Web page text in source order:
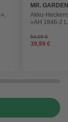
MR.
Akku-
»AH 1846-2
54,99 €
39,99 €